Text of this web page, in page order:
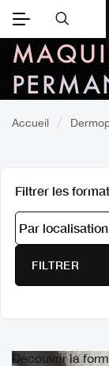
Accueil
Filtrer les
Découvrir la